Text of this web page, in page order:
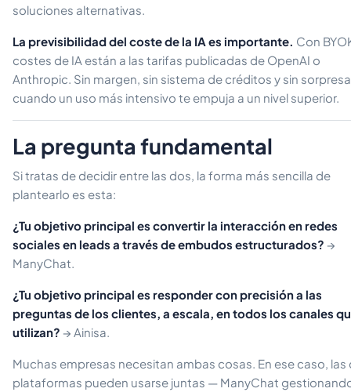
soluciones alternativas.
La previsibilidad del coste de la IA es importante. Con
costes de IA están a las tarifas publicadas de OpenAI o
Anthropic. Sin margen, sin sistema de créditos y sin
cuando un uso más intensivo te empuja a un nivel superior.
La pregunta fundamental
Si tratas de decidir entre las dos, la forma más sencilla de
plantearlo es esta:
¿Tu objetivo principal es convertir la interacción en redes
sociales en leads a través de embudos estructurados? →
ManyChat.
¿Tu objetivo principal es responder con precisión a las
preguntas de los clientes, a escala, en todos los canales
utilizan? → Ainisa.
Muchas empresas necesitan ambas cosas. En ese caso, las
plataformas pueden usarse juntas — ManyChat